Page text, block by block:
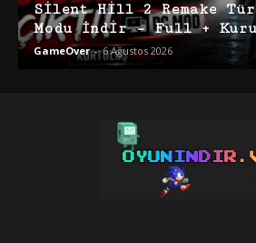
Silent Hill 2 Remake
Modu İndir – Full +
GameOver - 6 Ağustos 2026